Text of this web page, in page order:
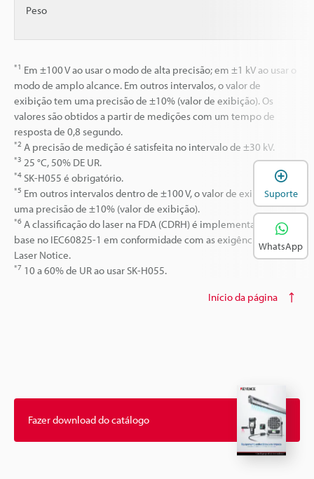
Peso
*1 Em ±100 V ao usar o modo de alta precisão; em ±1 kV ao usar o
modo de amplo alcance. Em outros intervalos, o valor de
exibição tem uma precisão de ±10% (valor de exibição). Os
valores são obtidos a partir de medições com um tempo de
resposta de 0,8 segundo.
*2 A precisão de medição é satisfeita no intervalo de ±30 kV.
*3 25 °C, 50% DE UR.
*4 SK-H055 é obrigatório.
*5 Em outros intervalos dentro de ±100 V, o valor de exibição tem
uma precisão de ±10% (valor de exibição).
*6 A classificação do laser na FDA (CDRH) é implementada com
base no IEC60825-1 em conformidade com as exigências do
Laser Notice.
*7 10 a 60% de UR ao usar SK-H055.
Início da página
Fazer download do catálogo
Suporte
WhatsApp